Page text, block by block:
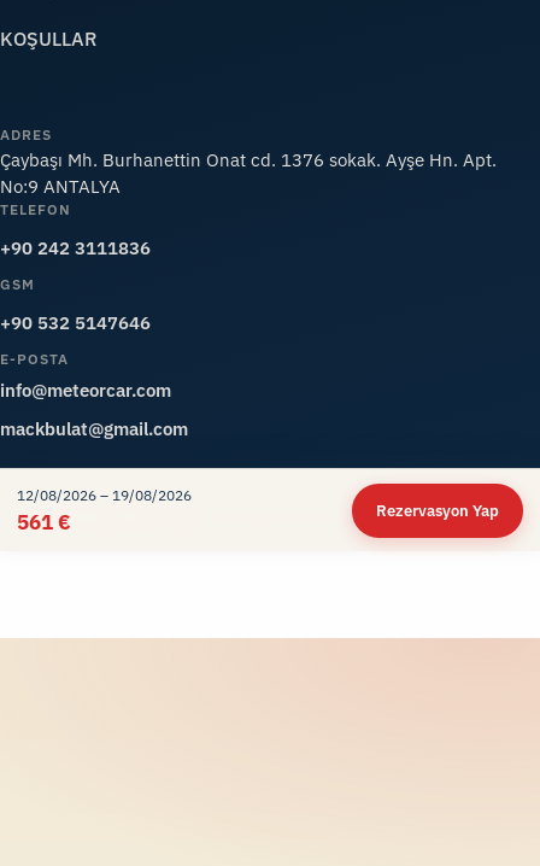
12/08/2026 – 19/08/2026
561 € Rezervasyon Yap
KOŞULLAR
ADRES
Çaybaşı Mh. Burhanettin Onat cd. 1376 sokak. Ayşe Hn. Apt.
No:9 ANTALYA
TELEFON
+90 242 3111836
GSM
+90 532 5147646
E-POSTA
info@meteorcar.com
mackbulat@gmail.com
© 2026 Meteor Rent A Car . All Rights Reserved.